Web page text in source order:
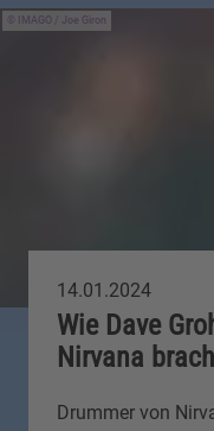
IMAGO / Joe Giron
14.01.2024
Wie Dave
Nirvana
Drummer von